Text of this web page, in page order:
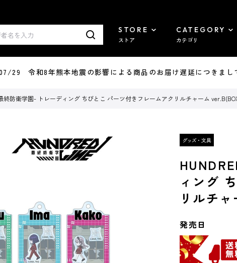
STORE
ストア
CATEGORY
カテゴリ
29 令和8年熊本地震の影響による商品のお届け遅延につきまし
終防衛学園- トレーディング ちびとこ パーツ付きフレームアクリルチャーム
ィング
リルチ
発売日